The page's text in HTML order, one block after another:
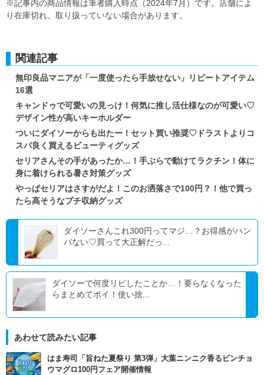
※記事内の商品情報は筆者購入時点（2024年7月）です。店舗によ
り在庫切れ、取り扱っていない場合があります。
関連記事
無印良品マニアが「一度使ったら手放せない」リピートアイテム
16選
キャンドゥで可愛いの見っけ！何気に推し活仕様なのが可愛い♡
デザイン性が高いキーホルダー
ついにダイソーからも出たー！セット買い推奨♡ドラストよりコ
スパ良く買えるビューティグッズ
セリアさんその手があったか…！手ぶらで動けてラクチン！体に
身に着けられる暑さ対策グッズ
やっぱセリアはさすがだよ！このお洒落さで100円？！他で買っ
たら高そうなプチ収納グッズ
ダイソーさんこれ300円ってマジ…？お得感がハン
パない♡買って大正解だっ...
ダイソーで何度リピしたことか…！要らなくなった
らまとめてポイ！使い捨...
あわせて読みたい記事
はま寿司「旨ねた夏祭り 第3弾」大葉ニンニク香るビンチョ
ウマグロ100円フェア開催情報